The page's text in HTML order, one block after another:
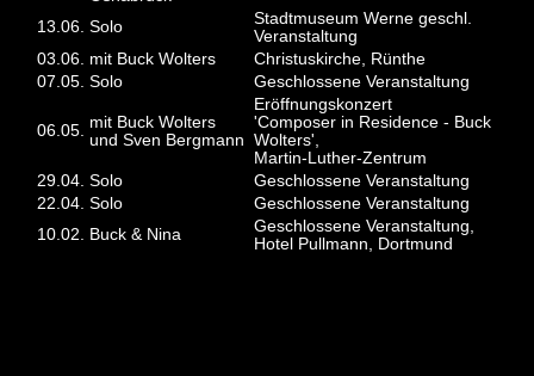
13.06. Solo
Stadtmuseum Werne geschl.
Veranstaltung
03.06. mit Buck Wolters
Christuskirche, Rünthe
07.05. Solo Geschlossene Veranstaltung
06.05. mit Buck Wolters
und Sven Bergmann
Eröffnungskonzert
'Composer in Residence - Buck
Wolters',
Martin-Luther-Zentrum
29.04. Solo
Geschlossene Veranstaltung
22.04. Solo
Geschlossene Veranstaltung
10.02. Buck & Nina
Geschlossene Veranstaltung,
Hotel Pullmann, Dortmund